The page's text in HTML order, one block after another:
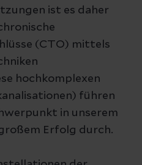
ist es daher
(CTO) mittels
hochkomplexen
führen
in unserem
Erfolg durch.